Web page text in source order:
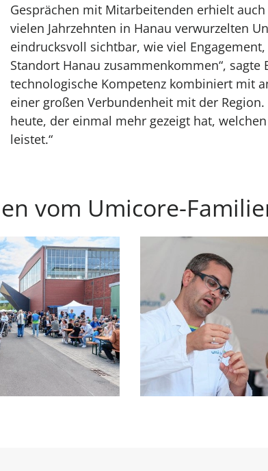
Gesprächen mit Mitarbeitenden erhielt
vielen Jahrzehnten in Hanau verwurzelten
eindrucksvoll sichtbar, wie viel
Standort Hanau zusammenkommen“,
technologische Kompetenz kombiniert mit
einer großen Verbundenheit mit der
heute, der einmal mehr gezeigt hat,
leistet.“
vom Umicore-